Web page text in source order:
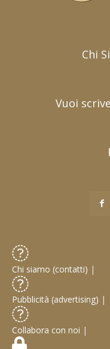
Chi
Vuoi
Chi siamo (contatti) |
Pubblicità (advertising) |
Collabora con noi |